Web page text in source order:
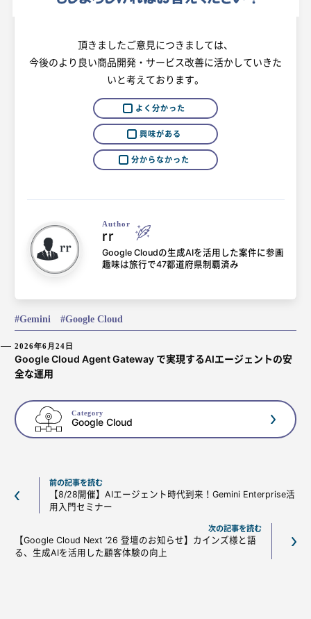
頂きましたご意見につきましては、
今後のより良い商品開発・サービス改善に活かしていきた
いと考えております。
よく分かった
興味がある
分からなかった
Author
rr
Google Cloudの生成AIを活用した案件に参画
趣味は旅行で47都道府県制覇済み
Gemini Google Cloud
2026年6月24日
Google Cloud Agent Gateway で実現するAIエージェントの安
全な運用
Category
Google Cloud
前の記事を読む
【8/28開催】AIエージェント時代到来！Gemini Enterprise活
用入門セミナー
次の記事を読む
【Google Cloud Next ’26 登壇のお知らせ】カインズ様と語
る、生成AIを活用した顧客体験の向上